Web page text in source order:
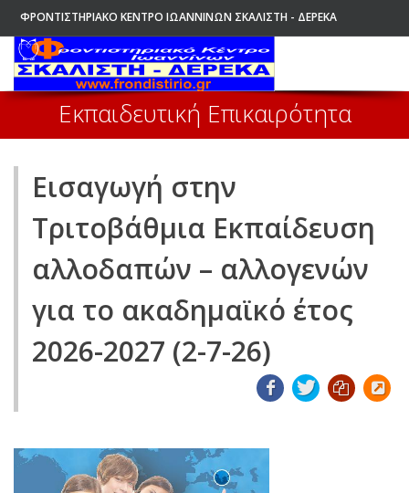
ΦΡΟΝΤΙΣΤΗΡΙΑΚΟ ΚΕΝΤΡΟ ΙΩΑΝΝΙΝΩΝ ΣΚΑΛΙΣΤΗ - ΔΕΡΕΚΑ
Εκπαιδευτική Επικαιρότητα
Εισαγωγή στην
Τριτοβάθμια Εκπαίδευση
αλλοδαπών – αλλογενών
για το ακαδημαϊκό έτος
2026-2027 (2-7-26)